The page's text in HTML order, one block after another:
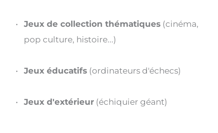
Jeux de collection thématiques (cinéma,
pop culture, histoire...)
Jeux éducatifs (ordinateurs d'échecs)
Jeux d'extérieur (échiquier géant)